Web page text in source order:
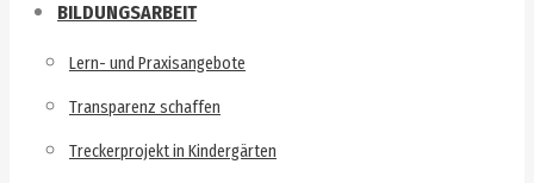
BILDUNGSARBEIT
Lern- und Praxisangebote
Transparenz schaffen
Treckerprojekt in Kindergärten